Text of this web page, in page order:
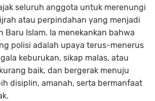
seluruh anggota untuk merenungi
atau perpindahan yang menjadi
Baru Islam. Ia menekankan bahwa
polisi adalah upaya terus-menerus
keburukan, sikap malas, atau
baik, dan bergerak menuju
disiplin, amanah, serta bermanfaat